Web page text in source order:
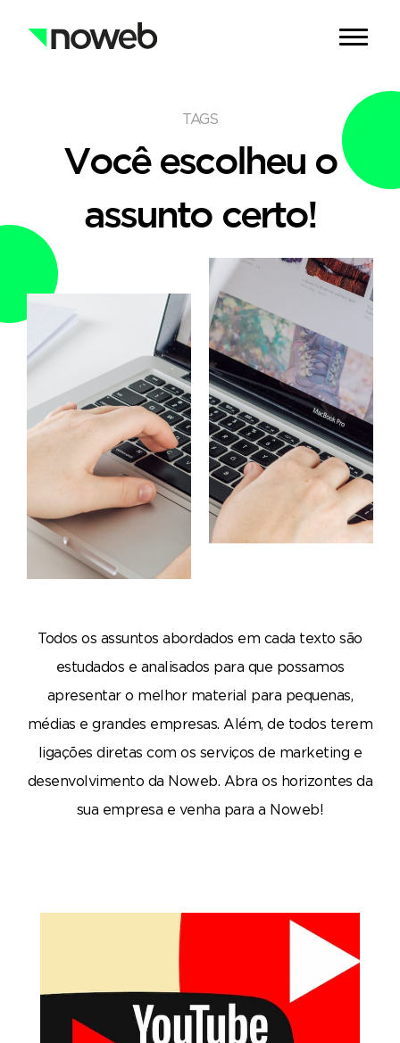
TAGS
Você escolheu o
assunto certo!
Todos os assuntos abordados em cada texto são
estudados e analisados para que possamos
apresentar o melhor material para pequenas,
médias e grandes empresas. Além, de todos terem
ligações diretas com os serviços de marketing e
desenvolvimento da Noweb. Abra os horizontes da
sua empresa e venha para a Noweb!